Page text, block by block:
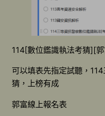
114[數位鑑識執法考猜][
可以填表先指定試聽，
猜，上榜有成
郭富線上報名表